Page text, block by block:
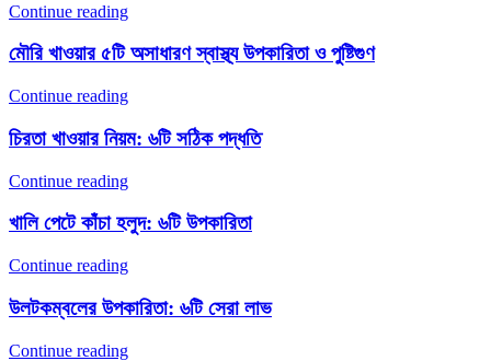
Continue reading
মৌরি খাওয়ার ৫টি অসাধারণ স্বাস্থ্য উপকারিতা ও পুষ্টিগুণ
Continue reading
চিরতা খাওয়ার নিয়ম: ৬টি সঠিক পদ্ধতি
Continue reading
খালি পেটে কাঁচা হলুদ: ৬টি উপকারিতা
Continue reading
উলটকম্বলের উপকারিতা: ৬টি সেরা লাভ
Continue reading